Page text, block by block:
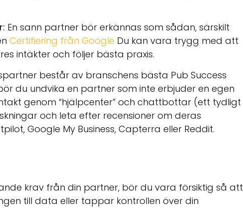
En sann partner bör erkännas som sådan, särskilt
Certifiering från Google Du kan vara trygg med att
intäkter och följer bästa praxis.
består av branschens bästa Pub Success
du undvika en partner som inte erbjuder en egen
genom “hjälpcenter” och chattbottar (ett tydligt
och leta efter recensioner om deras
Google My Business, Capterra eller Reddit.
krav från din partner, bör du vara försiktig så att
till data eller tappar kontrollen över din